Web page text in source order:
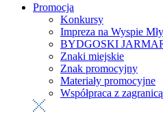
Promocja
Konkursy
Impreza na Wyspie
BYDGOSKI
Znaki miejskie
Znak promocyjny
Materiały promocyjne
Współpraca z zagranicą